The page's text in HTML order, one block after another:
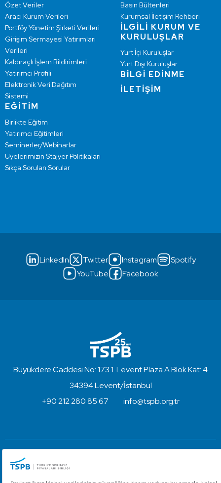
Özet Veriler
Aracı Kurum Verileri
Portföy Yönetim Şirketi Verileri
Girişim Sermayesi Yatırımları
Verileri
Kaldıraçlı İşlem Bildirimleri
Yatırımcı Profili
Elektronik Veri Dağıtım
Sistemi
EĞİTİM
Birlikte Eğitim
Yatırımcı Eğitimleri
Seminerler/Webinarlar
Üyelerimizin Stajyer Politikaları
Sıkça Sorulan Sorular
Basın Bültenleri
Kurumsal İletişim Rehberi
İLGİLİ KURUM VE
KURULUŞLAR
Yurt İçi Kuruluşlar
Yurt Dışı Kuruluşlar
BİLGİ EDİNME
İLETİŞİM
LinkedIn Twitter Instagram
Spotify
YouTube
Facebook
Büyükdere Caddesi No: 173 1. Levent Plaza A Blok Kat: 4
34394 Levent/İstanbul
+90 212 280 85 67
info@tspb.org.tr